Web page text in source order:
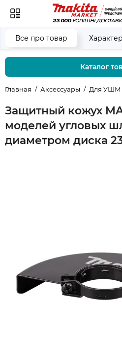
Каталог
Главная Аксессуары Для УШМ
Защитный кожух
моделей угловых
диаметром диска
Все про товар